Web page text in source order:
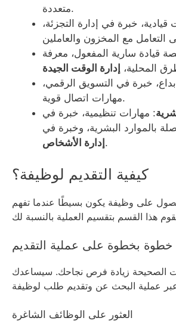
متعددة.
قيادية، خبرة في إدارة التجزئة،
قيادة سارية المفعول، معرفة
المحلية، إدارة الوقت الجيدة
خبرة في التسويق الرقمي،
مهارات اتصال قوية.
: مهارات تنظيمية، خبرة في
بالموارد البشرية، وخبرة في
إدارة الأشخاص.
كيفية التقديم لوظيفة؟
على وظيفة يكون بسيطًا عندما تفهم
خطوة بخطوة على عملية التقديم
الصحيحة زيادة فرص نجاحك. سيساعدك
العثور على الوظائف الشاغرة